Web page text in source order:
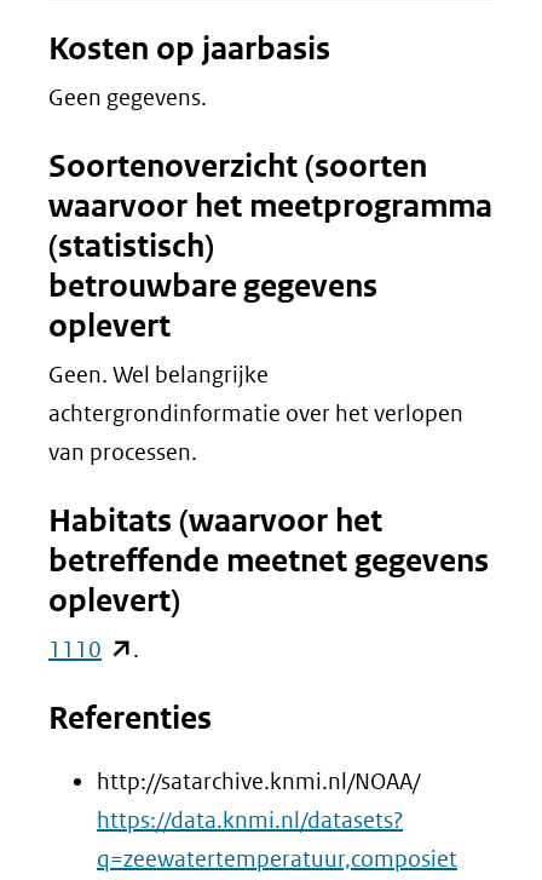
Kosten op jaarbasis
Geen gegevens.
Soortenoverzicht (soorten
waarvoor het meetprogramma
(statistisch)
betrouwbare gegevens
oplevert
Geen. Wel belangrijke
achtergrondinformatie over het verlopen
van processen.
Habitats (waarvoor het
betreffende meetnet gegevens
oplevert)
1110 (opent
nieuw
(verwijst
naar
.
Referenties
http://satarchive.knmi.nl/NOAA/
https://data.knmi.nl/datasets?
q=zeewatertemperatuur,composiet